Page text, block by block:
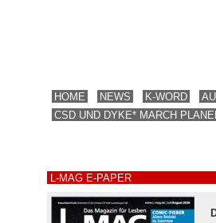
HOME NEWS K-WORD
CSD UND DYKE* MARCH
L-MAG E-PAPER